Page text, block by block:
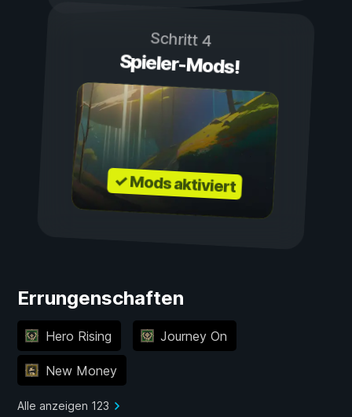
Schritt 4
Spieler-Mods!
✓ Mods aktiviert
Errungenschaften
Hero Rising Journey On
New Money
Alle anzeigen 123